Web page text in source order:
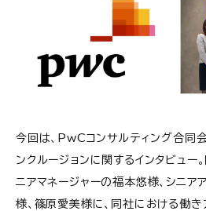
今回は、PwCコンサルティング合同
ンクルージョンに関するインタビュー
ニアマネージャーの福本悠様、シニア
様、篠原愛美様に、同社における働